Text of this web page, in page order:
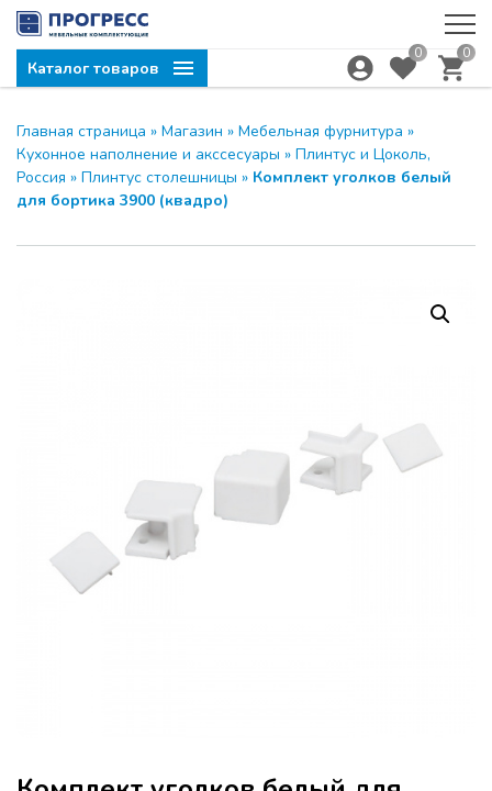
Каталог товаров
0 0
Главная страница » Магазин » Мебельная фурнитура »
Кухонное наполнение и акссесуары » Плинтус и Цоколь,
Россия » Плинтус столешницы » Комплект уголков белый
для бортика 3900 (квадро)